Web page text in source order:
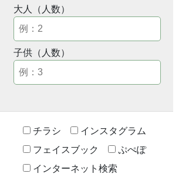
大人（人数）
子供（人数）
チラシ
インスタグラム
フェイスブック
ぷぺぽ
インターネット検索